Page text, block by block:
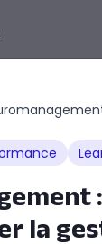
:
la